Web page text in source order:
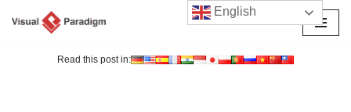
Read this post in:
English